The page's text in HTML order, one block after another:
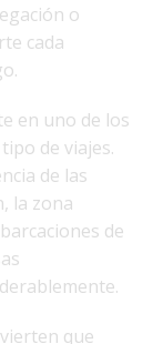
o
cada
en uno de los
de viajes.
de las
la zona
de
que